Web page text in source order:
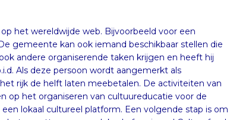
het wereldwijde web. Bijvoorbeeld voor een
kan ook iemand beschikbaar stellen die
andere organiserende taken krijgen en heeft hij
Als deze persoon wordt aangemerkt als
de helft laten meebetalen. De activiteiten van
het organiseren van cultuureducatie voor de
cultureel platform. Een volgende stap is om
van een lokaal of regionaal Cultuurfonds
het bedrijfsleven en vermogende particulieren